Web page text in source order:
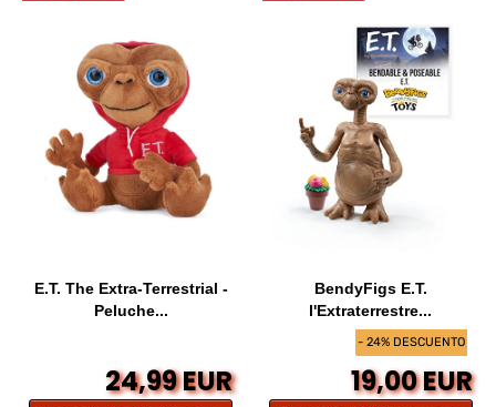
E.T. The Extra-Terrestrial -
Peluche...
24,99 EUR
- 24% DESCUENTO
BendyFigs E.T.
l'Extraterrestre...
19,00 EUR